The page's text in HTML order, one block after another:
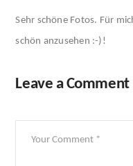
Sehr schöne Fotos. Für
schön anzusehen :-)!
Leave a Comment